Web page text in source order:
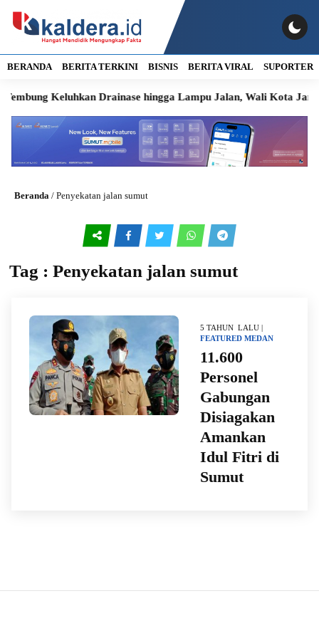
BERANDA BERITA TERKINI BISNIS BERITA VIRAL SUPORTER
Keluhkan Drainase hingga Lampu Jalan, Wali Kota Janji
Beranda / Penyekatan jalan sumut
Tag : Penyekatan jalan sumut
5 TAHUN LALU |
FEATURED MEDAN
11.600
Personel
Gabungan
Disiagakan
Amankan
Idul Fitri di
Sumut